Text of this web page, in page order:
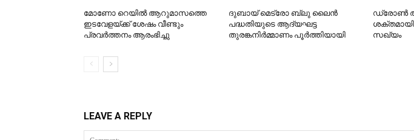
മോണോ റെയില്‍ ആറുമാസത്തെ
ഇടവേളയ്ക്ക് ശേഷം വീണ്ടും
പ്രവര്‍ത്തനം ആരംഭിച്ചു
ദുബായ് മെട്രോ ബ്ലു ലൈന്‍
പദ്ധതിയുടെ ആദ്യഘട്ട
തുരങ്കനിര്‍മ്മാണം പൂര്‍ത്തിയായി
ഡ്രോണ്‍
സഖ്യം
LEAVE A REPLY